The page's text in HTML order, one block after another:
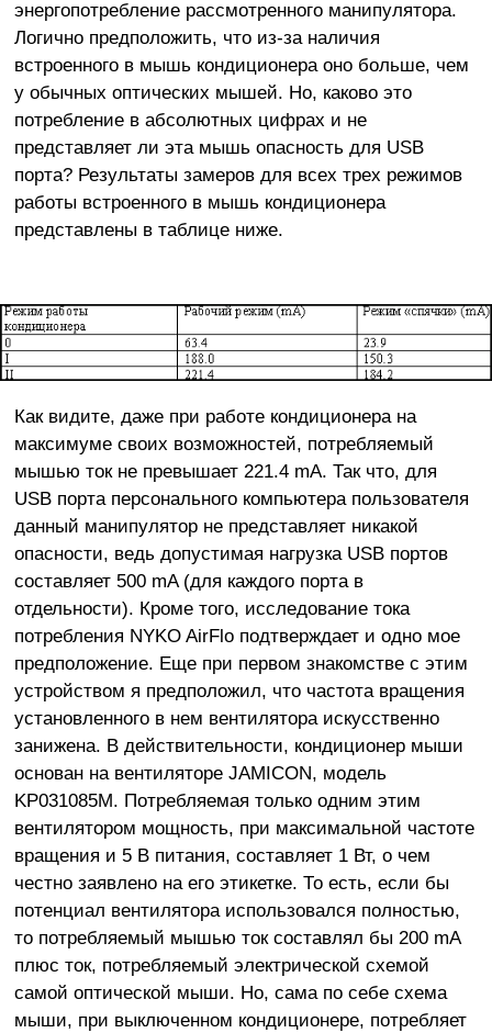
энергопотребление рассмотренного манипулятора.
Логично предположить, что из-за наличия
встроенного в мышь кондиционера оно больше, чем
у обычных оптических мышей. Но, каково это
потребление в абсолютных цифрах и не
представляет ли эта мышь опасность для USB
порта? Результаты замеров для всех трех режимов
работы встроенного в мышь кондиционера
представлены в таблице ниже.
Как видите, даже при работе кондиционера на
максимуме своих возможностей, потребляемый
мышью ток не превышает 221.4 mA. Так что, для
USB порта персонального компьютера пользователя
данный манипулятор не представляет никакой
опасности, ведь допустимая нагрузка USB портов
составляет 500 mA (для каждого порта в
отдельности). Кроме того, исследование тока
потребления NYKO AirFlo подтверждает и одно мое
предположение. Еще при первом знакомстве с этим
устройством я предположил, что частота вращения
установленного в нем вентилятора искусственно
занижена. В действительности, кондиционер мыши
основан на вентиляторе JAMICON, модель
KP031085M. Потребляемая только одним этим
вентилятором мощность, при максимальной частоте
вращения и 5 В питания, составляет 1 Вт, о чем
честно заявлено на его этикетке. То есть, если бы
потенциал вентилятора использовался полностью,
то потребляемый мышью ток составлял бы 200 mA
плюс ток, потребляемый электрической схемой
самой оптической мыши. Но, сама по себе схема
мыши, при выключенном кондиционере, потребляет